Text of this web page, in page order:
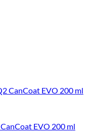
EVO 200 ml